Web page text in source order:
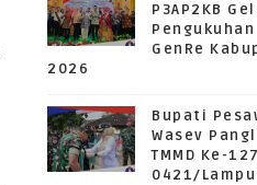
P3AP2KB
Pengukuhan
GenRe
2026
Bupati
Wasev
TMMD Ke-
0421/